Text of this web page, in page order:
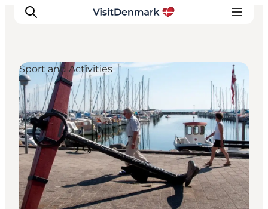
Inspirations
Destinations
Quoi faire
Hébergements
Planifiez votre voyage
Sport and Activities